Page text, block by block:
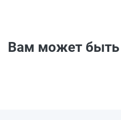
Вам может быть